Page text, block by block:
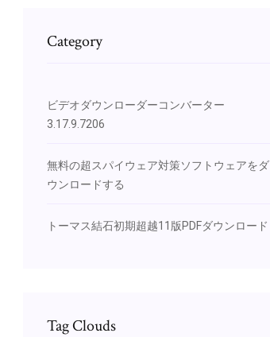
Category
ビデオダウンローダーコンバーター
3.17.9.7206
無料の超スパイウェア対策ソフトウェアをダ
ウンロードする
トーマス結石初期超越11版PDFダウンロード
Tag Clouds